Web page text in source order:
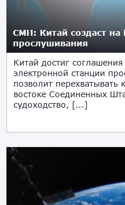
СМИ: Китай создаст на
прослушивания
Китай достиг
электронной станции
позволит
востоке Соединенных
судоходство, [...]